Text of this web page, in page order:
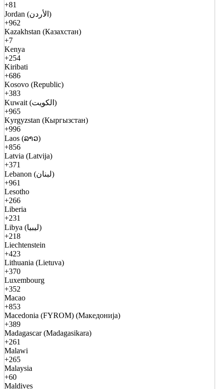
+81
Jordan (الأردن)
+962
Kazakhstan (Казахстан)
+7
Kenya
+254
Kiribati
+686
Kosovo (Republic)
+383
Kuwait (الكويت)
+965
Kyrgyzstan (Кыргызстан)
+996
Laos (ລາວ)
+856
Latvia (Latvija)
+371
Lebanon (لبنان)
+961
Lesotho
+266
Liberia
+231
Libya (ليبيا)
+218
Liechtenstein
+423
Lithuania (Lietuva)
+370
Luxembourg
+352
Macao
+853
Macedonia (FYROM) (Македонија)
+389
Madagascar (Madagasikara)
+261
Malawi
+265
Malaysia
+60
Maldives